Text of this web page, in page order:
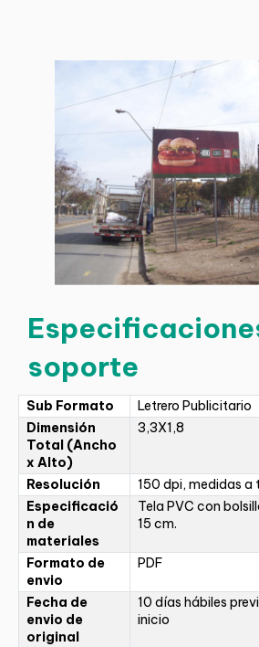
soporte
Sub Formato
Letrero Publicitario
Dimensión
Total (Ancho
x Alto)
3,3X1,8
Resolución
150 dpi, medidas a
Especificació
n de
materiales
Tela PVC con
15 cm.
Formato de
envio
PDF
Fecha de
envio de
original
10 días hábiles
inicio